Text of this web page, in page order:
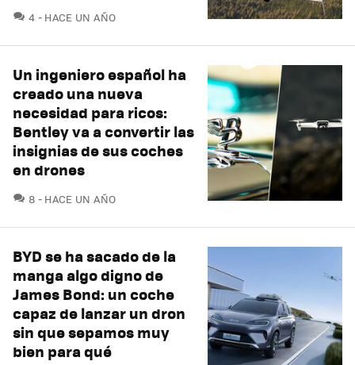
4 COMENTARIOS
HACE UN AÑO
Un ingeniero español ha
creado una nueva
necesidad para ricos:
Bentley va a convertir las
insignias de sus coches
en drones
8 COMENTARIOS
HACE UN AÑO
BYD se ha sacado de la
manga algo digno de
James Bond: un coche
capaz de lanzar un dron
sin que sepamos muy
bien para qué